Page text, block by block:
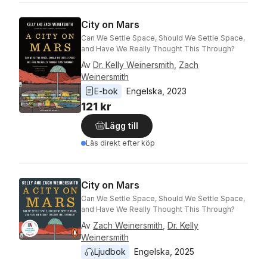
City on Mars
Can We Settle Space, Should We Settle Space,
and Have We Really Thought This Through?
Av Dr. Kelly Weinersmith Zach
Weinersmith
E-bok
Engelska 2023
121 kr
Lägg till
Läs direkt efter köp
City on Mars
Can We Settle Space, Should We Settle Space,
and Have We Really Thought This Through?
Av Zach Weinersmith Dr. Kelly
Weinersmith
Ljudbok
Engelska 2025